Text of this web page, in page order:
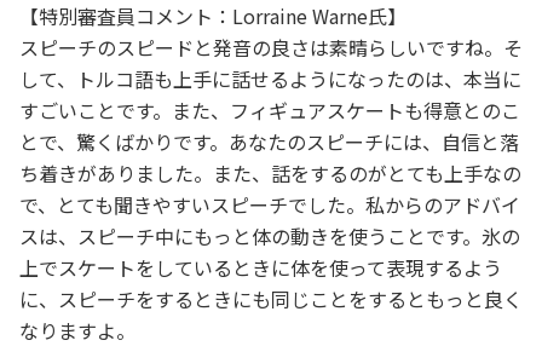
【特別審査員コメント：Lorraine Warne氏】
スピーチのスピードと発音の良さは素晴らしいですね。そ
して、トルコ語も上手に話せるようになったのは、本当に
すごいことです。また、フィギュアスケートも得意とのこ
とで、驚くばかりです。あなたのスピーチには、自信と落
ち着きがありました。また、話をするのがとても上手なの
で、とても聞きやすいスピーチでした。私からのアドバイ
スは、スピーチ中にもっと体の動きを使うことです。氷の
上でスケートをしているときに体を使って表現するよう
に、スピーチをするときにも同じことをするともっと良く
なりますよ。